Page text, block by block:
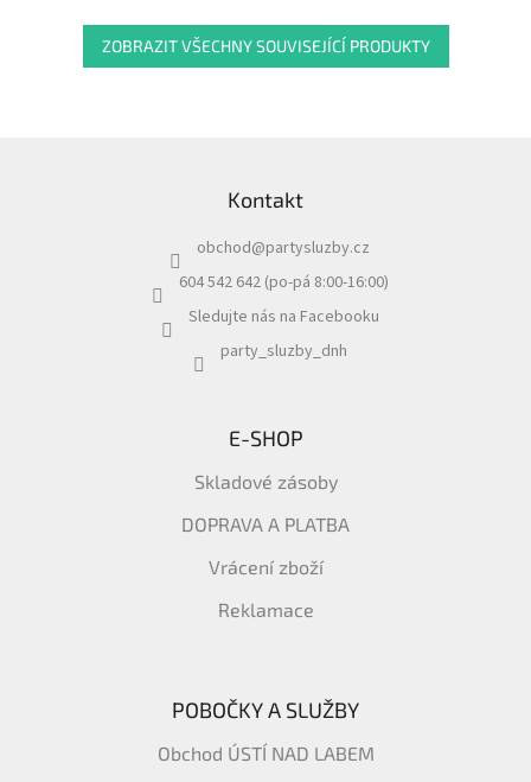
ZOBRAZIT VŠECHNY SOUVISEJÍCÍ PRODUKTY
Kontakt
obchod@partysluzby.cz
604 542 642 (po-pá 8:00-16:00)
Sledujte nás na Facebooku
party_sluzby_dnh
E-SHOP
Skladové zásoby
DOPRAVA A PLATBA
Vrácení zboží
Reklamace
POBOČKY A SLUŽBY
Obchod ÚSTÍ NAD LABEM